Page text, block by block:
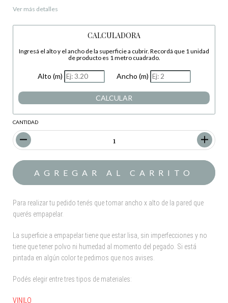
Ver más detalles
CALCULADORA
Ingresá el alto y el ancho de la superficie a cubrir. Recordá que 1 unidad
de producto es 1 metro cuadrado.
Alto (m) Ancho (m)
CALCULAR
CANTIDAD
Para realizar tu pedido tenés que tomar ancho x alto de la pared que
querés empapelar.
La superficie a empapelar tiene que estar lisa, sin imperfecciones y no
tiene que tener polvo ni humedad al momento del pegado. Si está
pintada en algún color te pedimos que nos avises.
Podés elegir entre tres tipos de materiales:
VINILO